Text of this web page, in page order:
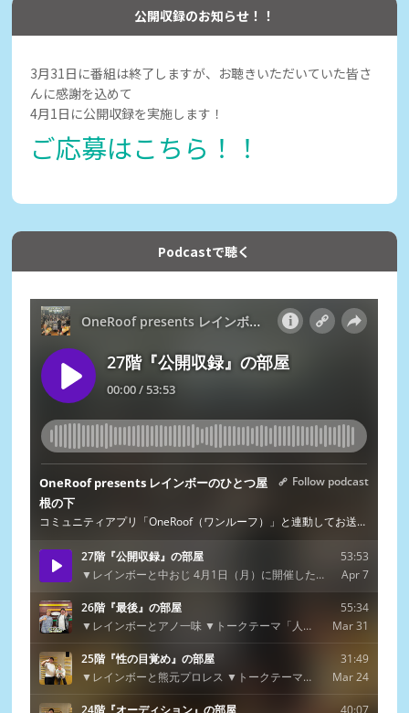
公開収録のお知らせ！！
3月31日に番組は終了しますが、お聴きいただいていた皆さ
んに感謝を込めて
4月1日に公開収録を実施します！
ご応募はこちら！！
Podcastで聴く